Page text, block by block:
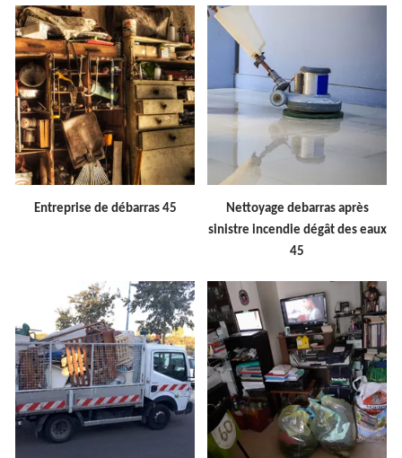
Entreprise de débarras 45
Nettoyage debarras après
sinistre incendie dégât des eaux
45